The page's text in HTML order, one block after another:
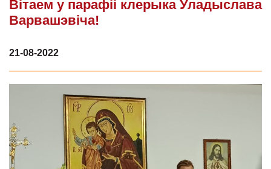
Вітаем у парафіі клерыка Уладыслава
Варвашэвіча!
21-08-2022